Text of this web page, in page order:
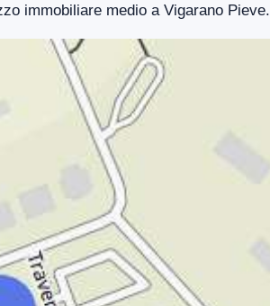
immobiliare medio a Vigarano Pieve.